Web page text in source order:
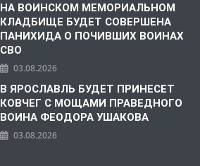
НА ВОИНСКОМ МЕМОРИАЛЬНОМ
КЛАДБИЩЕ БУДЕТ СОВЕРШЕНА
ПАНИХИДА О ПОЧИВШИХ ВОИНАХ
СВО
03.08.2026
В ЯРОСЛАВЛЬ БУДЕТ ПРИНЕСЕТ
КОВЧЕГ С МОЩАМИ ПРАВЕДНОГО
ВОИНА ФЕОДОРА УШАКОВА
03.08.2026